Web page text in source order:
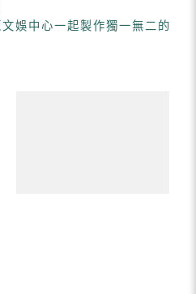
娛中心一起製作獨一無二的